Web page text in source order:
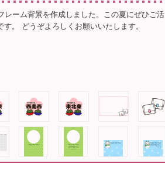
ーム背景を作成しました。この夏にぜひご活
。 どうぞよろしくお願いいたします。